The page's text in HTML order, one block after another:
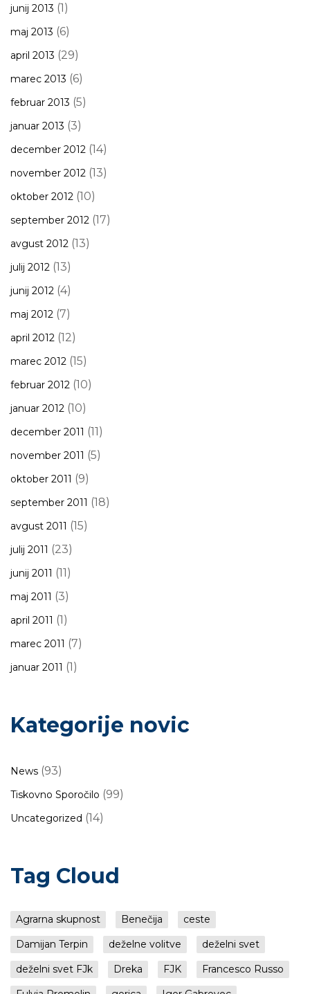
junij 2013 (1)
maj 2013 (6)
april 2013 (29)
marec 2013 (6)
februar 2013 (5)
januar 2013 (3)
december 2012 (14)
november 2012 (13)
oktober 2012 (10)
september 2012 (17)
avgust 2012 (13)
julij 2012 (13)
junij 2012 (4)
maj 2012 (7)
april 2012 (12)
marec 2012 (15)
februar 2012 (10)
januar 2012 (10)
december 2011 (11)
november 2011 (5)
oktober 2011 (9)
september 2011 (18)
avgust 2011 (15)
julij 2011 (23)
junij 2011 (11)
maj 2011 (3)
april 2011 (1)
marec 2011 (7)
januar 2011 (1)
Kategorije novic
News (93)
Tiskovno Sporočilo (99)
Uncategorized (14)
Tag Cloud
Agrarna skupnost Benečija
ceste
Damijan Terpin
deželne volitve
deželni svet
deželni svet FJk
Dreka FJK
Francesco Russo